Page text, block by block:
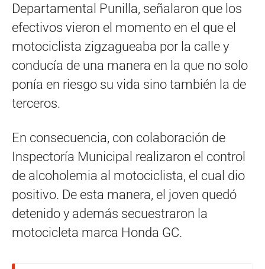
Departamental Punilla, señalaron que los
efectivos vieron el momento en el que el
motociclista zigzagueaba por la calle y
conducía de una manera en la que no solo
ponía en riesgo su vida sino también la de
terceros.
En consecuencia, con colaboración de
Inspectoría Municipal realizaron el control
de alcoholemia al motociclista, el cual dio
positivo. De esta manera, el joven quedó
detenido y además secuestraron la
motocicleta marca Honda GC.